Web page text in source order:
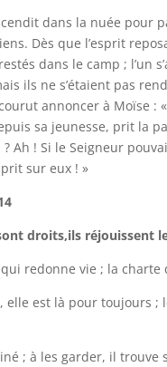
dans la nuée pour
Dès que l’esprit
dans le camp ; l’un
ils ne s’étaient pas
annoncer à Moïse :
sa jeunesse, prit la
Ah ! Si le Seigneur
sur eux ! »
droits,ils réjouissent
redonne vie ; la
elle est là pour toujours
; à les garder, il